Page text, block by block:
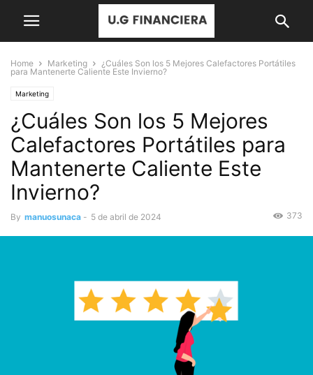
Home Marketing
¿Cuáles Son los 5 Mejores Calefactores Portátiles
para Mantenerte Caliente Este Invierno?
Marketing
¿Cuáles Son los 5 Mejores
Calefactores Portátiles para
Mantenerte Caliente Este
Invierno?
By manuosunaca - 5 de abril de 2024 373